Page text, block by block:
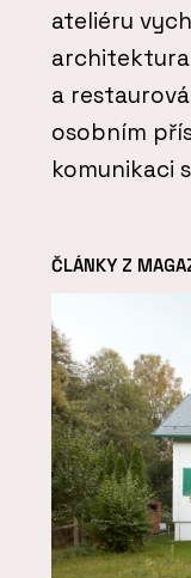
ateliéru
a
osobním
komunikaci
ČLÁNKY Z